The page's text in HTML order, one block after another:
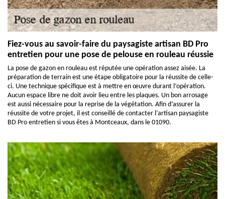
Fiez-vous au savoir-faire du paysagiste artisan BD Pro
entretien pour une pose de pelouse en rouleau réussie
La pose de gazon en rouleau est réputée une opération assez aisée. La
préparation de terrain est une étape obligatoire pour la réussite de celle-
ci. Une technique spécifique est à mettre en œuvre durant l’opération.
Aucun espace libre ne doit avoir lieu entre les plaques. Un bon arrosage
est aussi nécessaire pour la reprise de la végétation. Afin d’assurer la
réussite de votre projet, il est conseillé de contacter l’artisan paysagiste
BD Pro entretien si vous êtes à Montceaux, dans le 01090.